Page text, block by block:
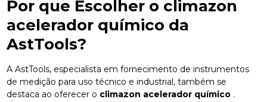
Por que Escolher o climazon
acelerador químico da
AstTools?
A AstTools, especialista em fornecimento de instrumentos
de medição para uso técnico e industrial, também se
destaca ao oferecer o climazon acelerador químico .